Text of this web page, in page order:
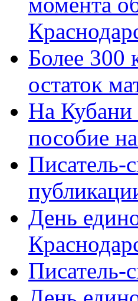
Более 300
остаток
На Кубани
пособие
Писатель-
День
Писатель-